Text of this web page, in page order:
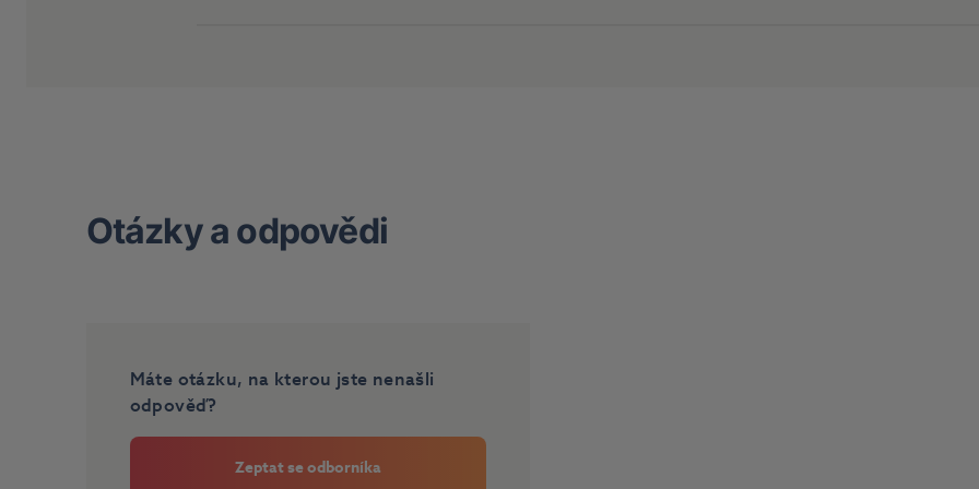
Otázky a odpovědi
Máte otázku, na kterou jste nenašli
odpověď?
Zeptat se odborníka